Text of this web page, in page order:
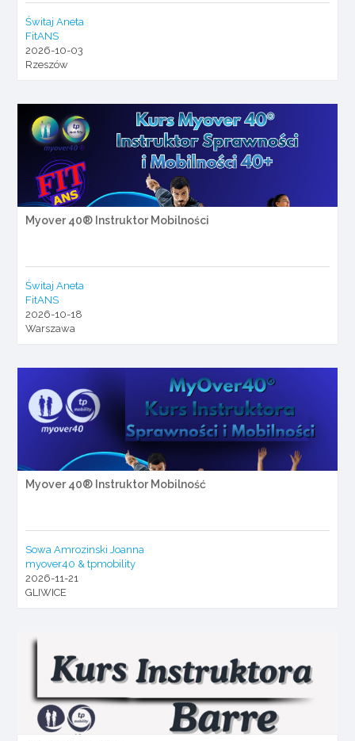
Świtaj Aneta
FitANS
2026-10-03
Rzeszów
Myover 40® Instruktor Mobilności
Świtaj Aneta
FitANS
2026-10-18
Warszawa
Myover 40® Instruktor Mobilność
Sowa Amrozinski Joanna
myover40 & tpmobility
2026-11-21
GLIWICE